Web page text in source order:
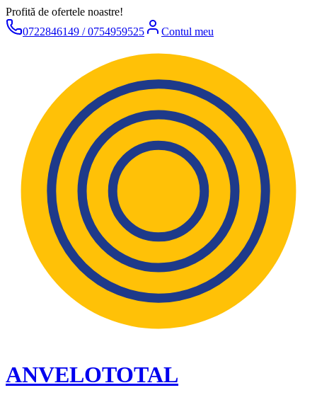
Profită de ofertele noastre!
0722846149 / 0754959525
Contul meu
ANVELOTOTAL